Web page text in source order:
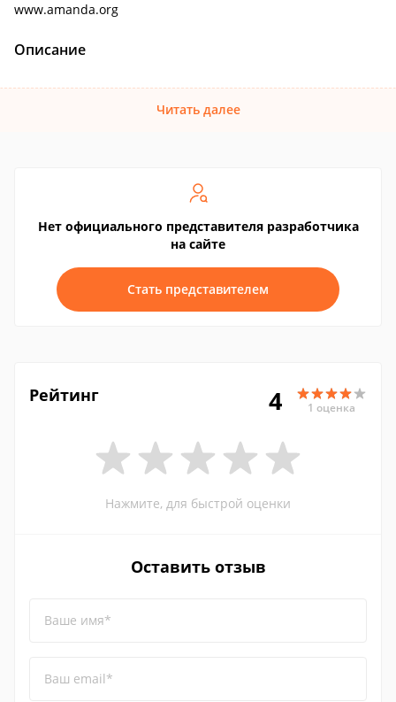
www.amanda.org
Описание
Читать далее
Нет официального представителя разработчика
на сайте
Стать представителем
Рейтинг 4 1 оценка
Нажмите, для быстрой оценки
Оставить отзыв
Ваше имя*
Ваш email*